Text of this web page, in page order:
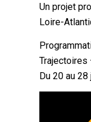
Un projet
Loire-
Trajectoires
Du 20 au